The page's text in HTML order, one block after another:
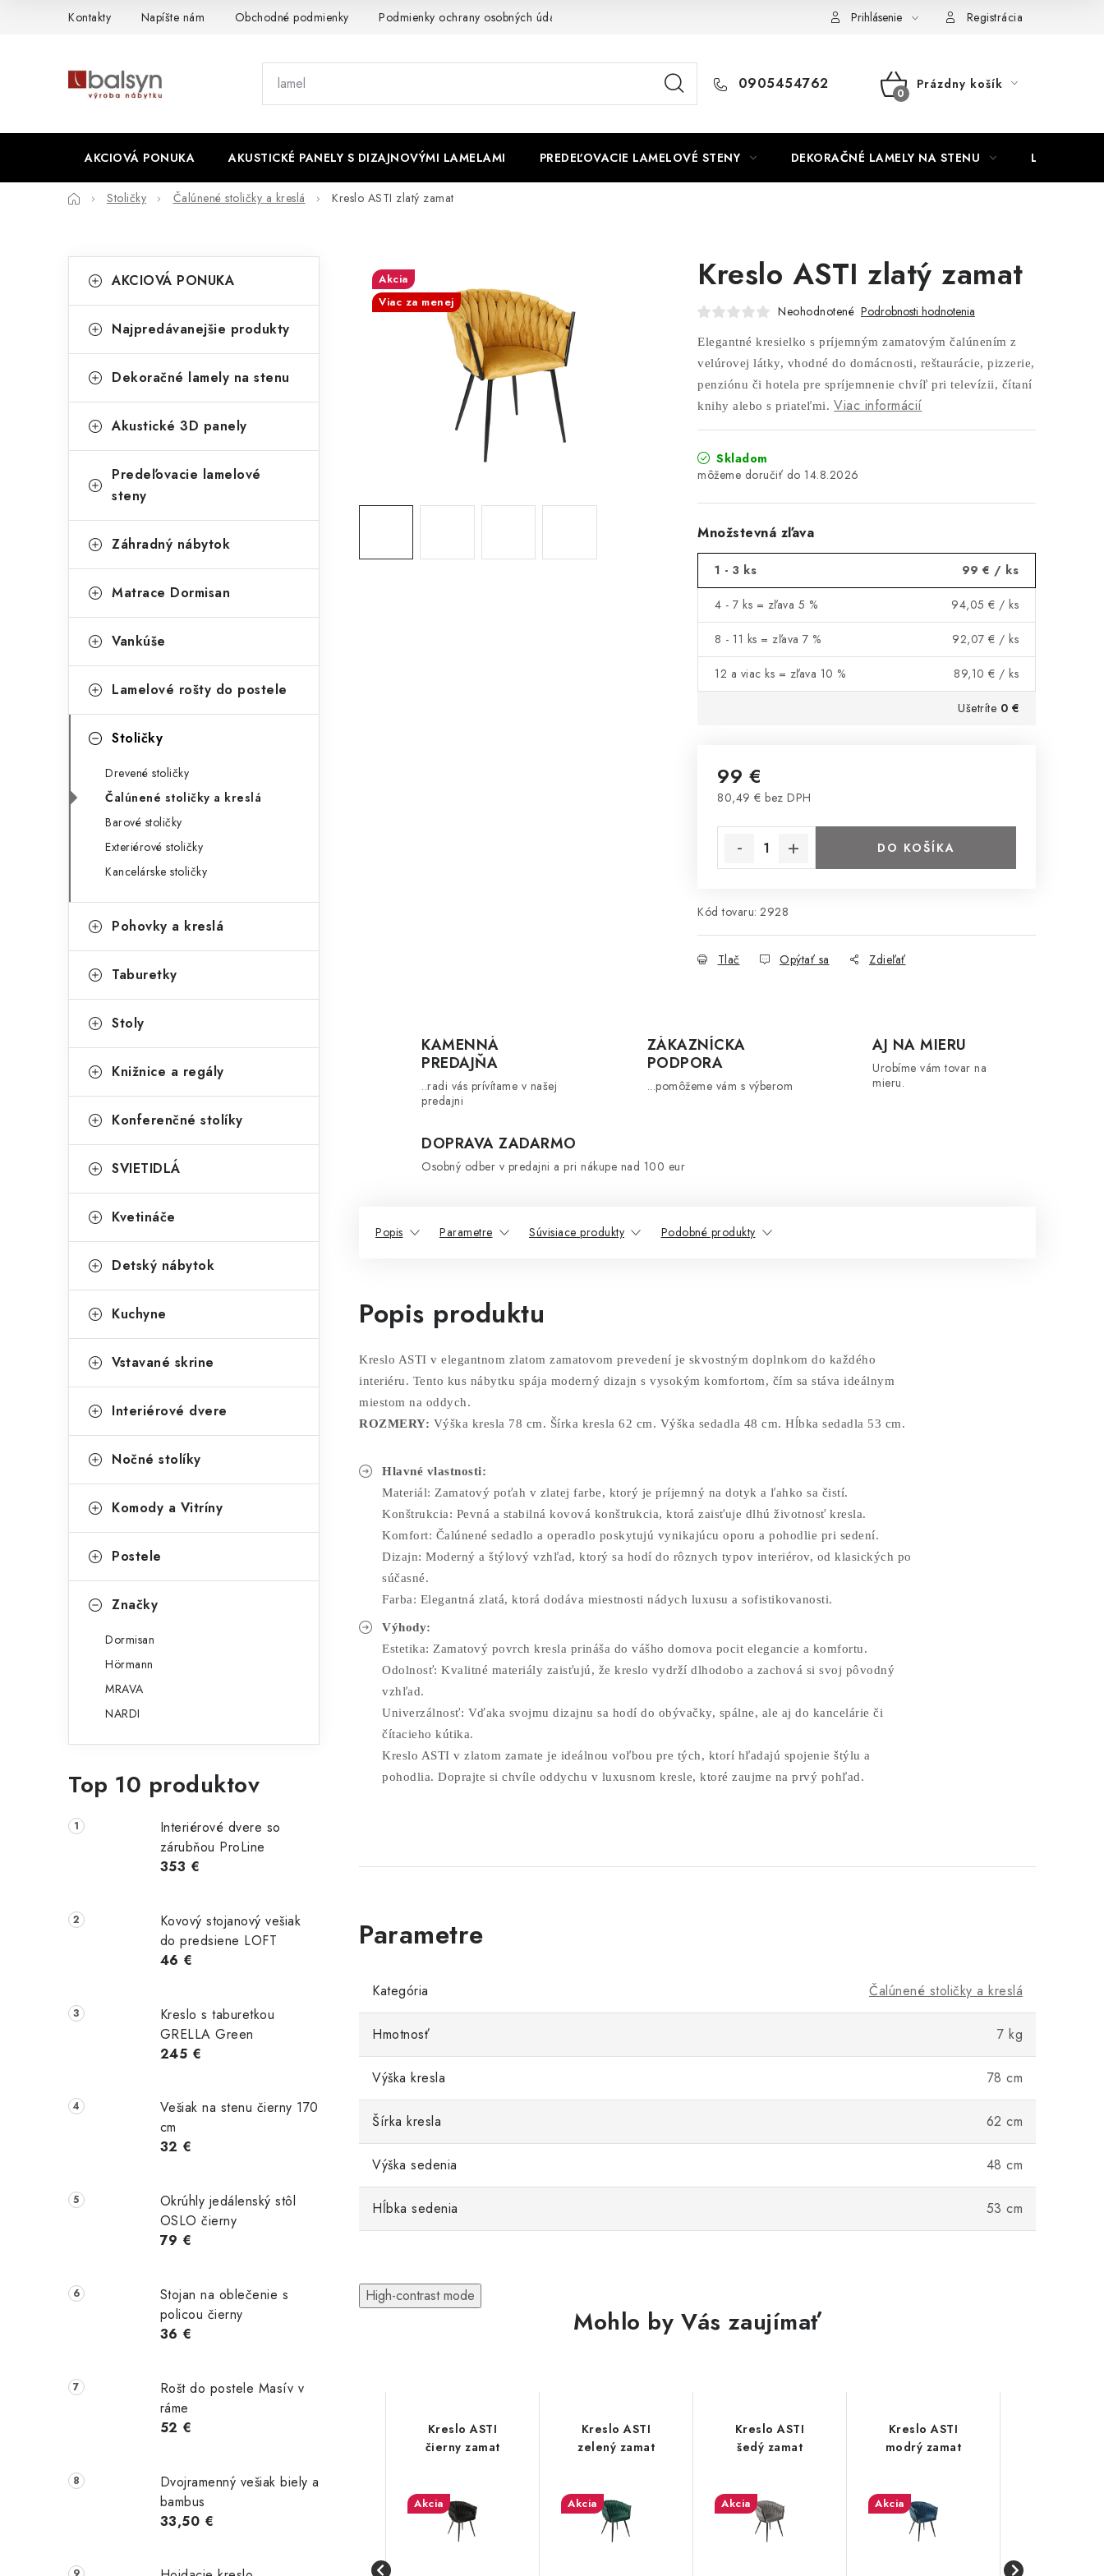
Kontakty Napíšte nám Obchodné podmienky Podmienky ochrany osobných údajov Nábytok na mieru Najpredávanejšie produkty
Prihlásenie Registrácia
0905454762
NÁKUPNÝ
Prázdny košík
AKCIOVÁ PONUKA AKUSTICKÉ PANELY S DIZAJNOVÝMI LAMELAMI PREDEĽOVACIE LAMELOVÉ STENY DEKORAČNÉ LAMELY NA STENU LAMELOVÉ
DomovStoličky Čalúnené stoličky a kreslá Kreslo ASTI zlatý zamat
o
n
ý
a
e
kategórie
a
e
ó
i
AKCIOVÁ PONUKA
Najpredávanejšie produkty
Dekoračné lamely na stenu
Akustické 3D panely
Predeľovacie lamelové
steny
Záhradný nábytok
Matrace Dormisan
Vankúše
Lamelové rošty do postele
Stoličky
Drevené stoličky
Čalúnené stoličky a kreslá
Barové stoličky
Exteriérové stoličky
Kancelárske stoličky
Pohovky a kreslá
Taburetky
Stoly
Knižnice a regály
Konferenčné stolíky
SVIETIDLÁ
Kvetináče
Detský nábytok
Kuchyne
Vstavané skrine
Interiérové dvere
Nočné stolíky
Komody a Vitríny
Postele
Značky
Dormisan
Hörmann
MRAVA
NARDI
Top 10 produktov
Interiérové dvere so
zárubňou ProLine
353 €
Kovový stojanový vešiak
do predsiene LOFT
46 €
Kreslo s taburetkou
GRELLA Green
245 €
Vešiak na stenu čierny 170
cm
32 €
Okrúhly jedálenský stôl
OSLO čierny
79 €
Stojan na oblečenie s
policou čierny
36 €
Rošt do postele Masív v
ráme
52 €
Dvojramenný vešiak biely a
bambus
33,50 €
Kreslo ASTI zlatý zamat
Neohodnotené Podrobnosti hodnotenia
Elegantné kresielko s príjemným zamatovým čalúnením z
velúrovej látky, vhodné do domácnosti, reštaurácie, pizzerie,
penziónu či hotela pre spríjemnenie chvíľ pri televízii, čítaní
knihy alebo s priateľmi. Viac informácií
Skladom
14.8.2026
Množstevná zľava
1 - 3 ks 99 € / ks
4 - 7 ks = zľava 5 % 94,05 € / ks
8 - 11 ks = zľava 7 % 92,07 € / ks
12 a viac ks = zľava 10 % 89,10 € / ks
Ušetríte 0 €
99 €
80,49 € bez DPH
DO KOŠÍKA
Kód tovaru: 2928
Tlač Opýtať sa Zdieľať
Akcia
Viac za menej
KAMENNÁ
PREDAJŇA
..radi vás prívítame v našej
predajni
ZÁKAZNÍCKA
PODPORA
...pomôžeme vám s výberom
AJ NA MIERU
Urobíme vám tovar na
mieru.
DOPRAVA ZADARMO
Osobný odber v predajni a pri nákupe nad 100 eur
Popis Parametre Súvisiace produkty Podobné produkty
Popis produktu
Kreslo ASTI v elegantnom zlatom zamatovom prevedení je skvostným doplnkom do každého
interiéru. Tento kus nábytku spája moderný dizajn s vysokým komfortom, čím sa stáva ideálnym
miestom na oddych.
ROZMERY: Výška kresla 78 cm. Šírka kresla 62 cm. Výška sedadla 48 cm. Hĺbka sedadla 53 cm.
Hlavné vlastnosti:
Materiál: Zamatový poťah v zlatej farbe, ktorý je príjemný na dotyk a ľahko sa čistí.
Konštrukcia: Pevná a stabilná kovová konštrukcia, ktorá zaisťuje dlhú životnosť kresla.
Komfort: Čalúnené sedadlo a operadlo poskytujú vynikajúcu oporu a pohodlie pri sedení.
Dizajn: Moderný a štýlový vzhľad, ktorý sa hodí do rôznych typov interiérov, od klasických po
súčasné.
Farba: Elegantná zlatá, ktorá dodáva miestnosti nádych luxusu a sofistikovanosti.
Výhody:
Estetika: Zamatový povrch kresla prináša do vášho domova pocit elegancie a komfortu.
Odolnosť: Kvalitné materiály zaisťujú, že kreslo vydrží dlhodobo a zachová si svoj pôvodný
vzhľad.
Univerzálnosť: Vďaka svojmu dizajnu sa hodí do obývačky, spálne, ale aj do kancelárie či
čítacieho kútika.
Kreslo ASTI v zlatom zamate je ideálnou voľbou pre tých, ktorí hľadajú spojenie štýlu a
pohodlia. Doprajte si chvíle oddychu v luxusnom kresle, ktoré zaujme na prvý pohľad.
Kategória Čalúnené stoličky a kreslá
Hmotnosť 7 kg
Výška kresla 78 cm
Šírka kresla 62 cm
Výška sedenia 48 cm
Hĺbka sedenia 53 cm
High-contrast mode
Mohlo by Vás zaujímať
Kreslo s
Kreslo ASTI
čierny zamat
Akcia
Kreslo ASTI
zelený zamat
Akcia
Kreslo ASTI
šedý zamat
Akcia
Kreslo ASTI
modrý zamat
Akcia